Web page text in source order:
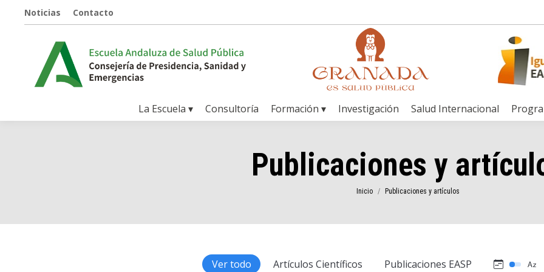
Noticias Contacto
La Escuela ▾ Consultoría Formación ▾ Investigación Salud Internacional
Publicaciones y
Estás aquí:
Inicio Publicaciones y artículos
Ver todo Artículos Científicos Publicaciones EASP